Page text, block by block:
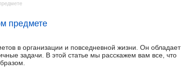
предмете
в организации и повседневной жизни. Он обладает
задачи. В этой статье мы расскажем вам все, что